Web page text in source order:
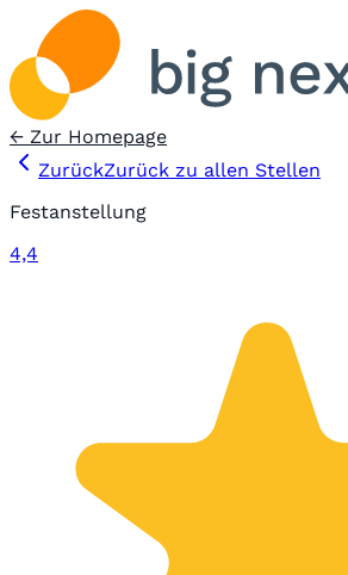
← Zur Homepage
ZurückZurück zu allen Stellen
Festanstellung
4,4